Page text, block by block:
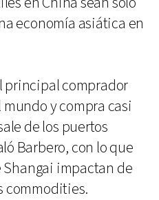
economía asiática en
principal comprador
y compra casi
de los puertos
Barbero, con lo que
Shangai impactan de
commodities.